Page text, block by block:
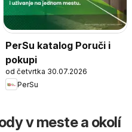
PerSu katalog Poruči i
pokupi
od četvrtka 30.07.2026
PerSu
v meste a okolí